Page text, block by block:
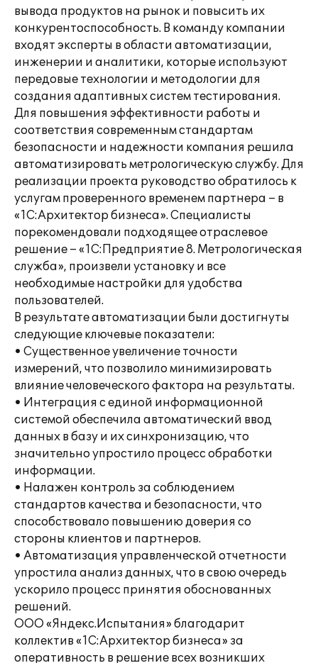
вывода продуктов на рынок и повысить их
конкурентоспособность. В команду компании
входят эксперты в области автоматизации,
инженерии и аналитики, которые используют
передовые технологии и методологии для
создания адаптивных систем тестирования.
Для повышения эффективности работы и
соответствия современным стандартам
безопасности и надежности компания решила
автоматизировать метрологическую службу. Для
реализации проекта руководство обратилось к
услугам проверенного временем партнера – в
«1С:Архитектор бизнеса». Специалисты
порекомендовали подходящее отраслевое
решение – «1С:Предприятие 8. Метрологическая
служба», произвели установку и все
необходимые настройки для удобства
пользователей.
В результате автоматизации были достигнуты
следующие ключевые показатели:
• Существенное увеличение точности
измерений, что позволило минимизировать
влияние человеческого фактора на результаты.
• Интеграция с единой информационной
системой обеспечила автоматический ввод
данных в базу и их синхронизацию, что
значительно упростило процесс обработки
информации.
• Налажен контроль за соблюдением
стандартов качества и безопасности, что
способствовало повышению доверия со
стороны клиентов и партнеров.
• Автоматизация управленческой отчетности
упростила анализ данных, что в свою очередь
ускорило процесс принятия обоснованных
решений.
ООО «Яндекс.Испытания» благодарит
коллектив «1С:Архитектор бизнеса» за
оперативность в решение всех возникших